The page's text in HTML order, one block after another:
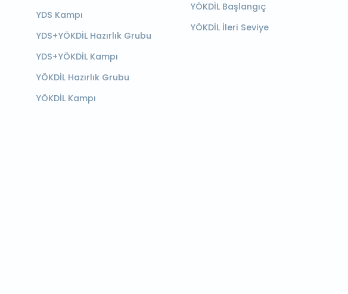
YDS Kampı
YDS+YÖKDİL Hazırlık Grubu
YDS+YÖKDİL Kampı
YÖKDİL Hazırlık Grubu
YÖKDİL Kampı
YÖKDİL Başlangıç
YÖKDİL İleri Seviye